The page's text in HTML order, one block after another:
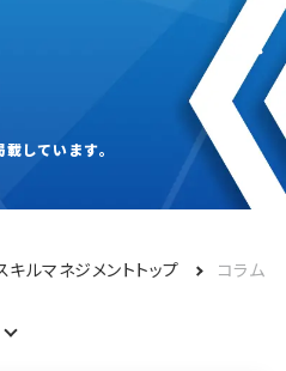
しています。
キルマネジメントトップ コラム